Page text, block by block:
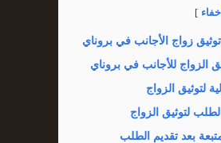
إخفاء
زواج الأجانب في بروناي
الزواج للأجانب في بروناي
لتوثيق الزواج
لتوثيق الزواج
بعد تقديم الطلب